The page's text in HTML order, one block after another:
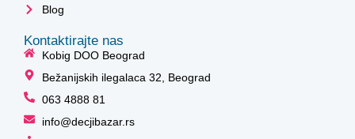
Blog
Kontaktirajte nas
Kobig DOO Beograd
Bežanijskih ilegalaca 32, Beograd
063 4888 81
info@decjibazar.rs